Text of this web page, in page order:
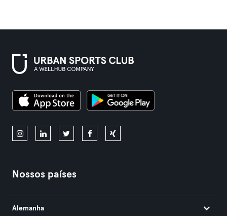
Nossos países
Alemanha